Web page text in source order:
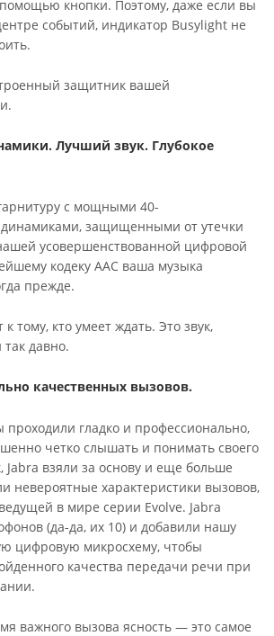
кнопки. Поэтому, даже если вы
событий, индикатор Busylight не
защитник вашей
Лучший звук. Глубокое
с мощными 40-
защищенными от утечки
усовершенствованной цифровой
кодеку AAC ваша музыка
прежде.
тому, кто умеет ждать. Это звук,
давно.
качественных вызовов.
гладко и профессионально,
четко слышать и понимать своего
Jabra взяли за основу и еще больше
невероятные характеристики вызовов,
в мире серии Evolve. Jabra
(да-да, их 10) и добавили нашу
цифровую микросхему, чтобы
качества передачи речи при
важного вызова ясность — это самое